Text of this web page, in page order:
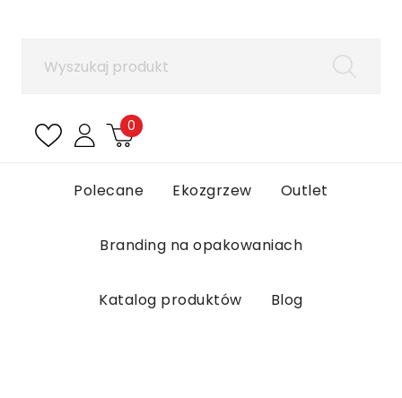
0
Polecane Ekozgrzew Outlet
Branding na opakowaniach
Katalog produktów Blog
Aby zapisać produkty na liście ulubionych, musisz
Anuluj Zaloguj się